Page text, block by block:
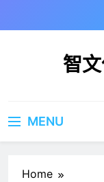
智
MENU
Home